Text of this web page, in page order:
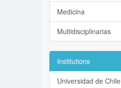
Medicina
Multidisciplinarias
Institutions
Universidad de Chile